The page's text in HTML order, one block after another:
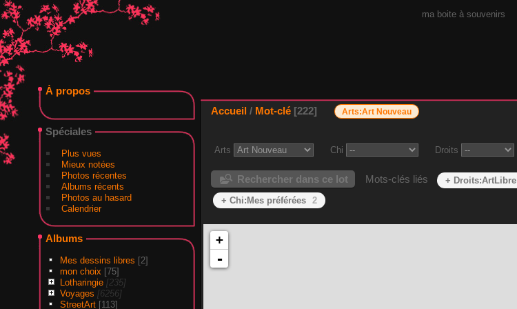
ma boite à souvenirs
À propos
Spéciales
Plus vues
Mieux notées
Photos récentes
Albums récents
Photos au hasard
Calendrier
Albums
Mes dessins libres [2]
mon choix [75]
Lotharingie[235]
Voyages [6256]
StreetArt[113]
Accueil / Mot-clé 222 Arts:Art Nouveau
Arts Chi Droits
Rechercher dans ce lot Mots-clés liés + Droits:ArtLibre
+ Chi:Mes préférées 2
+
-